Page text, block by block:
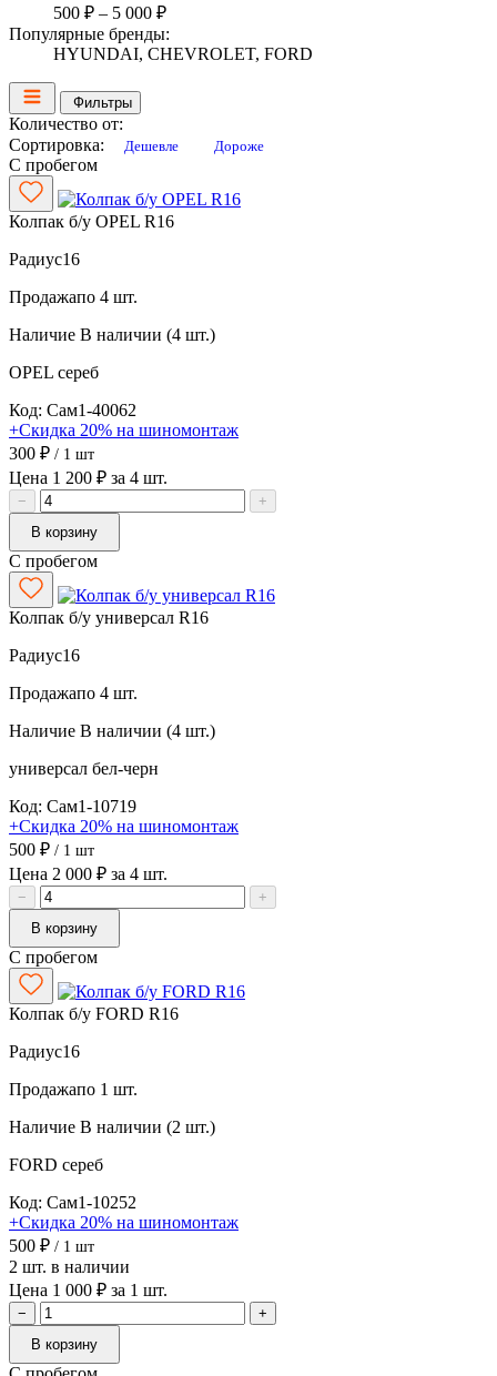
500 ₽ – 5 000 ₽
Популярные бренды:
HYUNDAI, CHEVROLET, FORD
Фильтры
Количество от:
Сортировка:
Дешевле Дороже
С пробегом
Колпак б/у OPEL R16
Радиус16
Продажапо 4 шт.
Наличие В наличии (4 шт.)
OPEL сереб
Код: Сам1-40062
+Скидка 20% на шиномонтаж
300 ₽ / 1 шт
Цена 1 200 ₽ за 4 шт.
−
+
В корзину
С пробегом
Колпак б/у универсал R16
Радиус16
Продажапо 4 шт.
Наличие В наличии (4 шт.)
универсал бел-черн
Код: Сам1-10719
+Скидка 20% на шиномонтаж
500 ₽ / 1 шт
Цена 2 000 ₽ за 4 шт.
−
+
В корзину
С пробегом
Колпак б/у FORD R16
Радиус16
Продажапо 1 шт.
Наличие В наличии (2 шт.)
FORD сереб
Код: Сам1-10252
+Скидка 20% на шиномонтаж
500 ₽ / 1 шт
2 шт. в наличии
Цена 1 000 ₽ за 1 шт.
−
+
В корзину